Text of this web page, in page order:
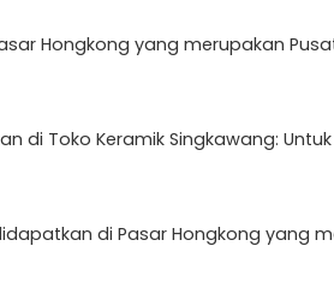
Hongkong yang merupakan
di Toko Keramik Singkawang: Untuk
di Pasar Hongkong yang